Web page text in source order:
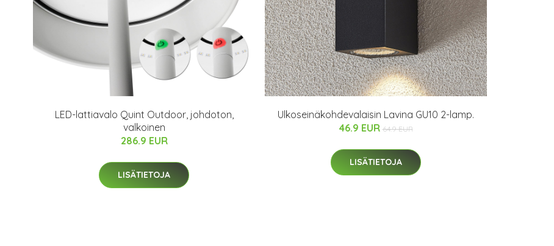
LED-lattiavalo Quint Outdoor, johdoton,
valkoinen
286.9 EUR
LISÄTIETOJA
Ulkoseinäkohdevalaisin Lavina GU10 2-lamp.
46.9 EUR 64.9 EUR
LISÄTIETOJA